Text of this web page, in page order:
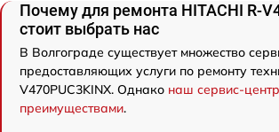
Почему для ремонта HITACHI R-
стоит выбрать нас
В Волгограде существует множество
предоставляющих услуги по ремонту
V470PUC3KINX. Однако наш сервис-
преимуществами.